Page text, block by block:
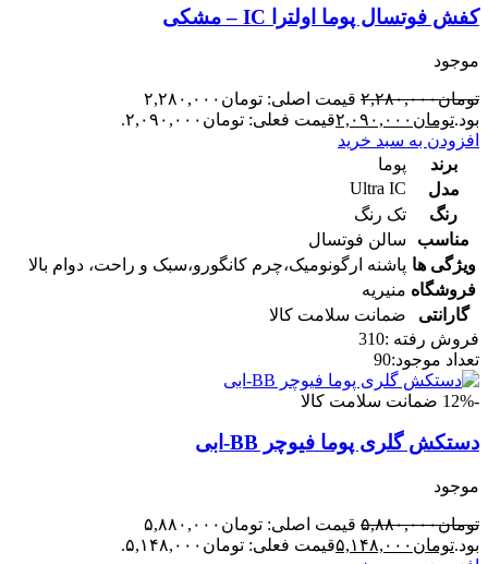
کفش فوتسال پوما اولترا IC – مشکی
موجود
تومان۲,۲۸۰,۰۰۰
قیمت اصلی: تومان۲,۲۸۰,۰۰۰
بود.تومان ۲,۰۹۰,۰۰۰قیمت فعلی: تومان۲,۰۹۰,۰۰۰.
افزودن به سبد خرید
برند
پوما
مدل
Ultra IC
رنگ
تک رنگ
مناسب
سالن فوتسال
ویژگی ها پاشنه ارگونومیک،چرم کانگورو،سبک و راحت، دوام بالا
فروشگاه منیریه
گارانتی
ضمانت سلامت کالا
فروش رفته :310
تعداد موجود:90
-12% ضمانت سلامت کالا
دستکش گلری پوما فیوچر BB-ابی
موجود
تومان۵,۸۸۰,۰۰۰
قیمت اصلی: تومان۵,۸۸۰,۰۰۰
بود.تومان ۵,۱۴۸,۰۰۰قیمت فعلی: تومان۵,۱۴۸,۰۰۰.